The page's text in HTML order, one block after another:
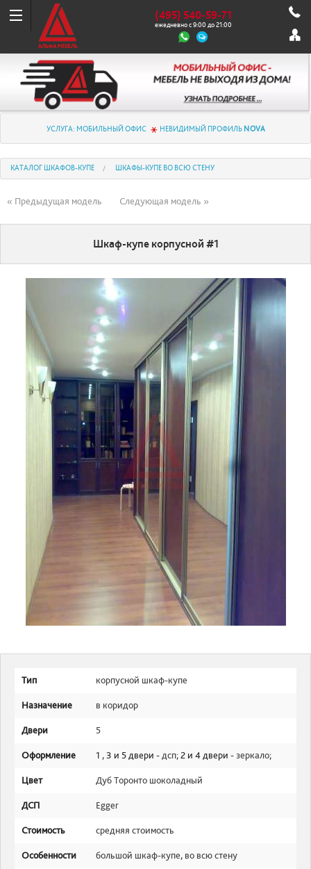
(495) 540-59-71
ежедневно с 9:00 до 21:00
УСЛУГА: МОБИЛЬНЫЙ ОФИС НЕВИДИМЫЙ ПРОФИЛЬ NOVA
КАТАЛОГ ШКАФОВ-КУПЕ ШКАФЫ-КУПЕ ВО ВСЮ СТЕНУ
« Предыдущая модель Следующая модель »
Шкаф-купе корпусной #1
Тип корпусной шкаф-купе
Назначение в коридор
Двери 5
Оформление 1 , 3 и 5 двери -дсп; 2 и 4 двери -зеркало;
Цвет Дуб Торонто шоколадный
ДСП Egger
Стоимость средняя стоимость
Особенности большой шкаф-купе, во всю стену